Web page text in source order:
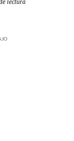
lectura